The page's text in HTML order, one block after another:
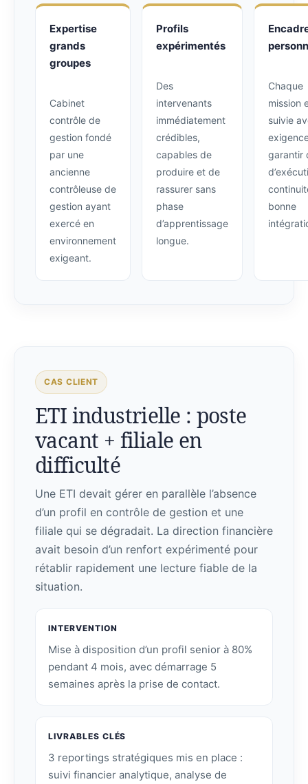
Expertise
grands
groupes
Cabinet
contrôle de
gestion fondé
par une
ancienne
contrôleuse de
gestion ayant
exercé en
environnement
exigeant.
Profils
expérimentés
Des
intervenants
immédiatement
crédibles,
capables de
produire et de
rassurer sans
phase
d’apprentissage
longue.
Chaque
mission
suivie
garantir
bonne
CAS CLIENT
ETI industrielle : poste
vacant + filiale en
difficulté
Une ETI devait gérer en parallèle l’absence
d’un profil en contrôle de gestion et une
filiale qui se dégradait. La direction financière
avait besoin d’un renfort expérimenté pour
rétablir rapidement une lecture fiable de la
situation.
INTERVENTION
Mise à disposition d’un profil senior à 80%
pendant 4 mois, avec démarrage 5
semaines après la prise de contact.
LIVRABLES CLÉS
3 reportings stratégiques mis en place :
suivi financier analytique, analyse de